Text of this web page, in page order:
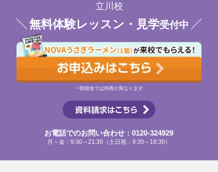
立川校
無料体験レッスン・見学受付中
一部校舎では特典が異なります
お電話でのお問い合わせ：0120-324929
月～金：9:30～21:30（土日祝：9:30～18:30）